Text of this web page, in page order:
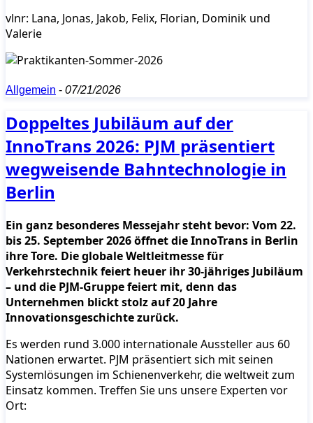
vlnr: Lana, Jonas, Jakob, Felix, Florian, Dominik und
Valerie
Allgemein - 07/21/2026
Doppeltes Jubiläum auf der
InnoTrans 2026: PJM präsentiert
wegweisende Bahntechnologie in
Berlin
Ein ganz besonderes Messejahr steht bevor: Vom 22.
bis 25. September 2026 öffnet die InnoTrans in Berlin
ihre Tore. Die globale Weltleitmesse für
Verkehrstechnik feiert heuer ihr 30-jähriges Jubiläum
– und die PJM-Gruppe feiert mit, denn das
Unternehmen blickt stolz auf 20 Jahre
Innovationsgeschichte zurück.
Es werden rund 3.000 internationale Aussteller aus 60
Nationen erwartet. PJM präsentiert sich mit seinen
Systemlösungen im Schienenverkehr, die weltweit zum
Einsatz kommen. Treffen Sie uns unsere Experten vor
Ort: